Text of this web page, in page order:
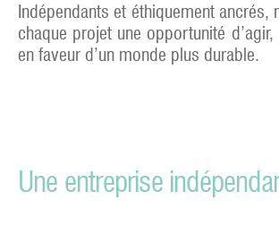
Indépendants et éthiquement ancrés,
chaque projet une opportunité
en faveur d’un monde plus durable.
Une entreprise